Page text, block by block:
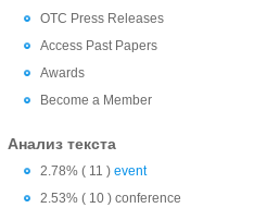
OTC Press Releases
Access Past Papers
Awards
Become a Member
Анализ текста
2.78% ( 11 ) event
2.53% ( 10 ) conference